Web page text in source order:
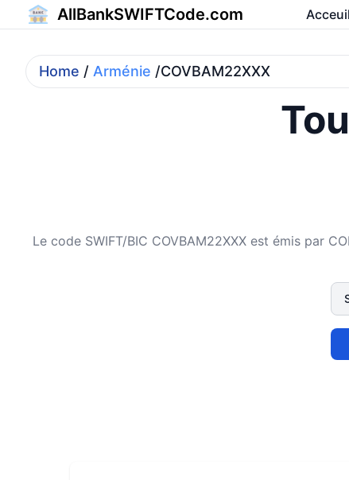
AllBankSWIFTCode.com Acceuil
Home / Arménie /COVBAM22XXX
Le code SWIFT/BIC COVBAM22XXX est émis par